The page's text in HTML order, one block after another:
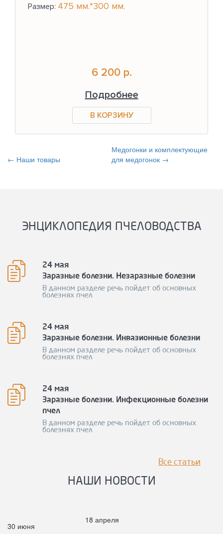
Размер: 475 мм.*300 мм.
6 200 р.
Подробнее
← Наши товары
Медогонки и комплектующие
для медогонок →
ЭНЦИКЛОПЕДИЯ ПЧЕЛОВОДСТВА
24 мая
Заразные болезни. Незаразные болезни
В данном разделе речь пойдет об основных
болезнях пчел
24 мая
Заразные болезни. Инвазионные болезни
В данном разделе речь пойдет об основных
болезнях пчел
24 мая
Заразные болезни. Инфекционные болезни
пчел
В данном разделе речь пойдет об основных
болезнях пчел
Все статьи
НАШИ НОВОСТИ
30 июня
18 апреля